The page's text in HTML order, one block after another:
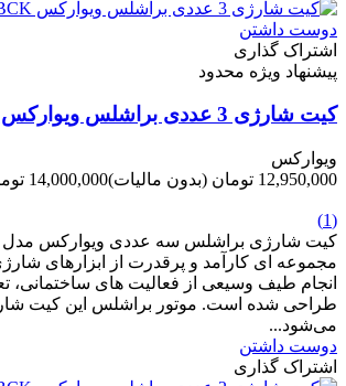
دوست داشتن
اشتراک گذاری
پیشنهاد ویژه محدود
کیت شارژی 3 عددی براشلس ویوارکس VR2403-BCK
ویوارکس
12,950,000 تومان
(بدون مالیات)14,000,000 تومان
(1)
مجموعه ای کارآمد و پرقدرت از ابزارهای
انجام طیف وسیعی از فعالیت های ساختمانی،
طراحی شده است. موتور براشلس این کیت
می‌شود...
دوست داشتن
اشتراک گذاری